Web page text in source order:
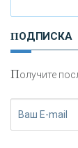
И
ПОДПИСКА
Получите